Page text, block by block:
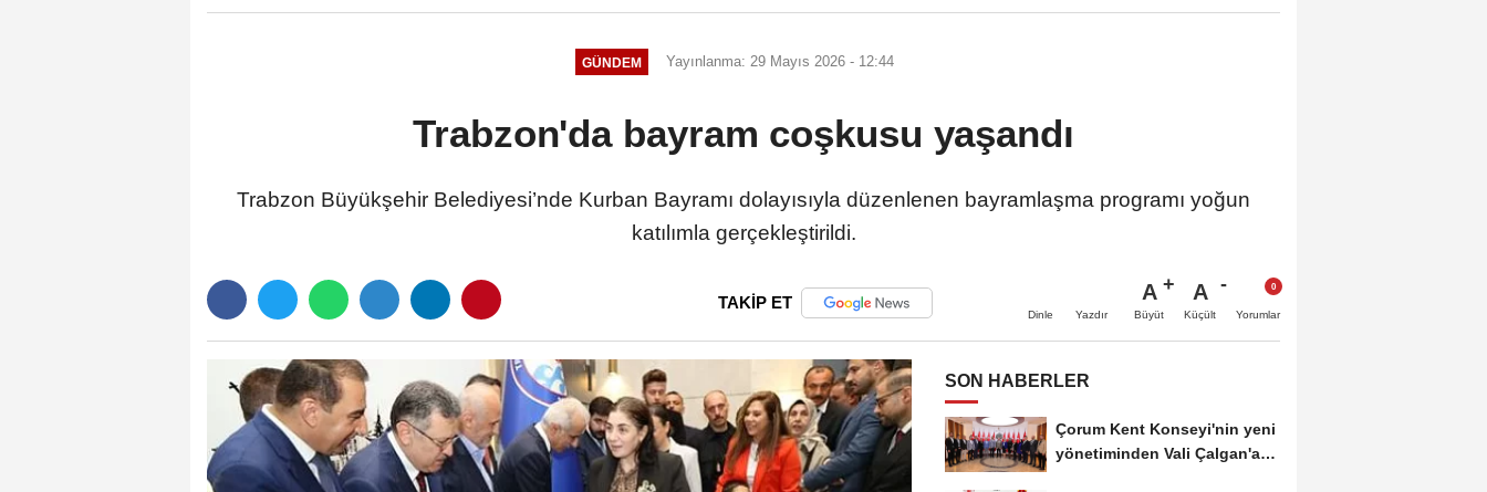
GÜNDEM Yayınlanma: 29 Mayıs 2026 - 12:44
Trabzon'da bayram coşkusu yaşandı
Trabzon Büyükşehir Belediyesi’nde Kurban Bayramı dolayısıyla düzenlenen bayramlaşma programı yoğun
katılımla gerçekleştirildi.
TAKİP ET
Dinle Yazdır
A
Büyüt
A
Küçült Yorumlar
SON HABERLER
Çorum Kent Konseyi'nin yeni
yönetiminden Vali Çalgan'a